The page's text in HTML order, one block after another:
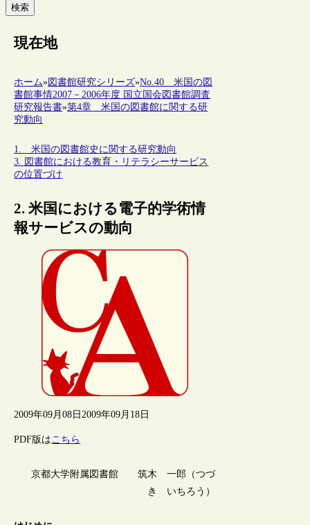
検索
現在地
ホーム»図書館研究シリーズ»No.40 米国の図
書館事情2007－2006年度 国立国会図書館調査
研究報告書»第4章 米国の図書館に関する研
究動向
1. 米国の図書館史に関する研究動向
3. 図書館における教育・リテラシーサービス
の位置づけ
2. 米国における電子的学術情
報サービスの動向
2009年09月08日 2009年09月18日
PDF版は こちら
京都大学附属図書館 筑木 一郎（つづ
き いちろう）